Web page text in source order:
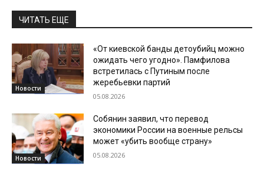
ЧИТАТЬ ЕЩЕ
Новости
«От киевской банды детоубийц можно
ожидать чего угодно». Памфилова
встретилась с Путиным после
жеребьевки партий
05.08.2026
Новости
Собянин заявил, что перевод
экономики России на военные рельсы
может «убить вообще страну»
05.08.2026